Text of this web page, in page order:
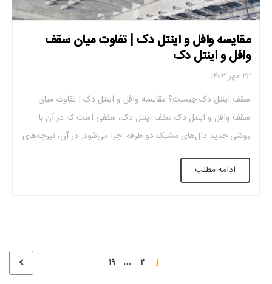
مقایسه وافل و اینتل دک | تفاوت میان سقف
وافل و اینتل دک
۲۲ مهر ۱۴۰۳
سقف اینتل دک چیست؟ مقایسه وافل و اینتل دک | تفاوت میان
سقف وافل و اینتل دک سقف اینتل دک، سقفی است که در آن با
روشی جدید دال‌های مشبک دو طرفه اجرا می‌شود. در آن، تیرچه‌های
استفاده می‌شود. قالب‌های موزائیکی که […]
ادامه مطلب
۱ ۲ … ۱۹